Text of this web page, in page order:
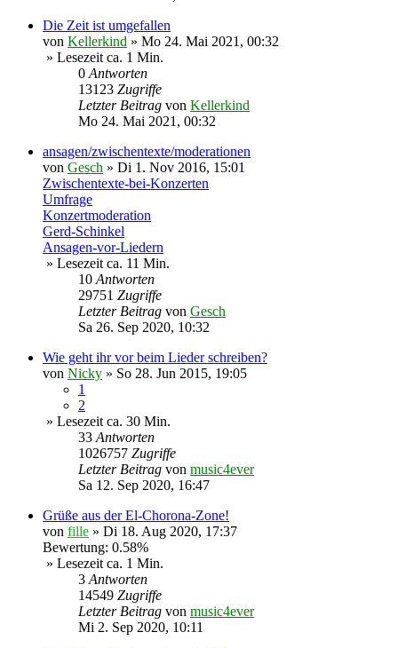
Die Zeit ist umgefallen
von Kellerkind » Mo 24. Mai 2021, 00:32
» Lesezeit ca. 1 Min.
0 Antworten
13123 Zugriffe
Letzter Beitrag von Kellerkind
Mo 24. Mai 2021, 00:32
ansagen/zwischentexte/moderationen
von Gesch » Di 1. Nov 2016, 15:01
Zwischentexte-bei-Konzerten
Umfrage
Konzertmoderation
Gerd-Schinkel
Ansagen-vor-Liedern
» Lesezeit ca. 11 Min.
10 Antworten
29751 Zugriffe
Letzter Beitrag von Gesch
Sa 26. Sep 2020, 10:32
Wie geht ihr vor beim Lieder schreiben?
von Nicky » So 28. Jun 2015, 19:05
1
2
» Lesezeit ca. 30 Min.
33 Antworten
1026757 Zugriffe
Letzter Beitrag von music4ever
Sa 12. Sep 2020, 16:47
Grüße aus der El-Chorona-Zone!
von fille » Di 18. Aug 2020, 17:37
Bewertung: 0.58%
» Lesezeit ca. 1 Min.
3 Antworten
14549 Zugriffe
Letzter Beitrag von music4ever
Mi 2. Sep 2020, 10:11